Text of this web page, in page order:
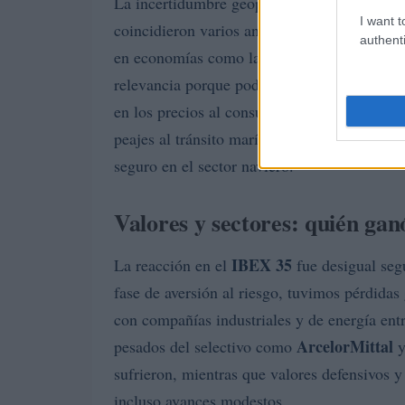
I want
coincidieron varios analistas consultados.
en economías como la alemana, y los
relevancia porque podrían mostrar si la
en los precios al consumidor. Mientras
peajes al tránsito marítimo por Irán
seguro en el sector naviero.
Valores y sectores: quién
La reacción en el IBEX 35 fue desigual
fase de aversión al riesgo, tuvimos
con compañías industriales y de energía
pesados del selectivo como ArcelorMittal y
sufrieron, mientras que valores defensivos